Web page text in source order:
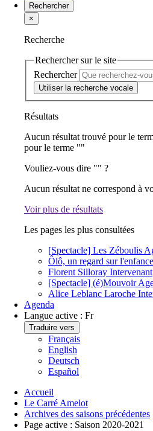
Rechercher
×
Recherche
Rechercher sur le site
Rechercher
Utiliser la recherche vocale
Résultats
Aucun résultat trouvé pour le
pour le terme ""
Vouliez-vous dire "" ?
Aucun résultat ne correspond à
Voir plus de résultats
Les pages les plus consultées
[Spectacle] Les Zéboulis
Ôlô, un regard sur l'enfance
Florent Silloray Intervenant
[Spectacle] (é)Mouvoir
Alice Leblanc Laroche
Agenda
Langue active : Fr
Traduire vers
Français
English
Deutsch
Español
Accueil
Le Carré Amelot
Archives des saisons précédentes
Page active : Saison 2020-2021